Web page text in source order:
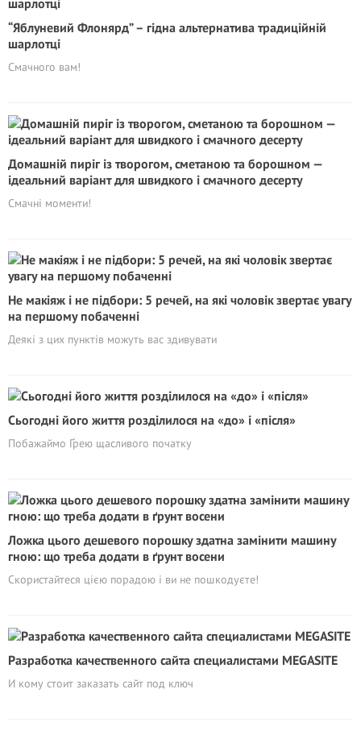
“Яблуневий Флонярд” – гідна альтернатива традиційній
шарлотці
Смачного вам!
Домашній пиріг із творогом, сметаною та борошном —
ідеальний варіант для швидкого і смачного десерту
Смачні моменти!
Не макіяж і не підбори: 5 речей, на які чоловік звертає увагу
на першому побаченні
Деякі з цих пунктів можуть вас здивувати
Сьогодні його життя розділилося на «до» і «після»
Побажаймо Ґрею щасливого початку
Ложка цього дешевого порошку здатна замінити машину
гною: що треба додати в ґрунт восени
Скористайтеся цією порадою і ви не пошкодуєте!
Разработка качественного сайта специалистами MEGASITE
И кому стоит заказать сайт под ключ